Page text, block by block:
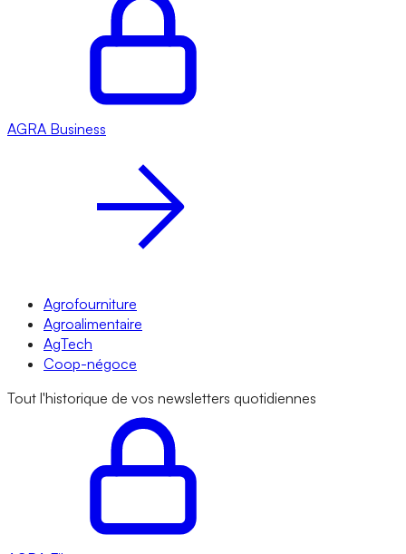
AGRA Business
Agrofourniture
Agroalimentaire
AgTech
Coop-négoce
Tout l'historique de vos newsletters quotidiennes